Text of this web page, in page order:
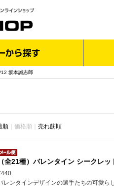
坂本誠志郎
順 ｜ 価格順｜ 売れ筋順
（全21種）バレンタイン シークレ
レンタインデザインの選手たちの可愛ら